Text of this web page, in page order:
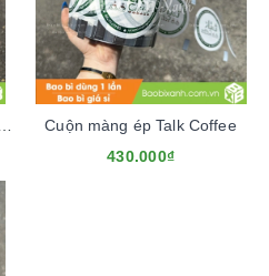
Cuộn màng ép Talk Coffee
430.000₫